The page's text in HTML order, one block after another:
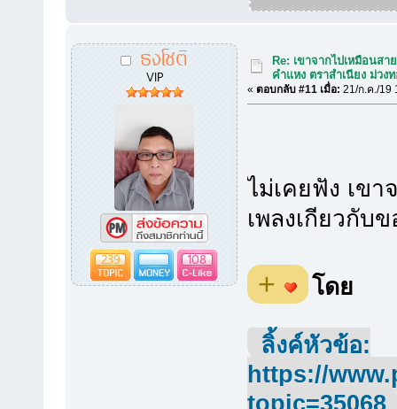
ธงโชติ
VIP
239 108
Re: เขาจากไปเหมือนสา
คำแหง ตราสำเนียง ม่วง
« ตอบกลับ #11 เมื่อ: 21/ก.ค./19
ไม่เคยฟัง เขา
เพลงเกียวกับ
+ โดย
ลิ้งค์หัวข้อ:
https://
topic=35068